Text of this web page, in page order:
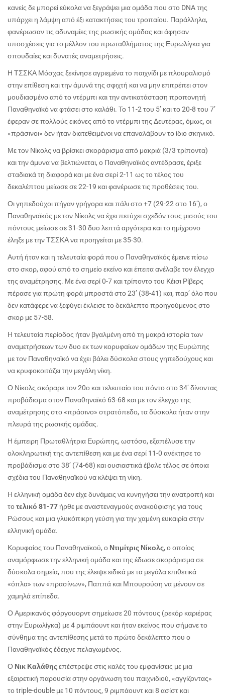
κανείς δε μπορεί εύκολα να ξεγράψει μια ομάδα που στο DNAτης
υπάρχει η λάμψη από έξι κατακτήσεις του τροπαίου. Παράλληλα,
φανέρωσαν τις αδυναμίες της ρωσικής ομάδας και άφησαν
υποσχέσεις για το μέλλον του πρωταθλήματος της Ευρωλίγκα για
σπουδαίες και δυνατές αναμετρήσεις.
Η ΤΣΣΚΑ Μόσχας ξεκίνησε αγριεμένα το παιχνίδι με πλουραλισμό
στην επίθεση και την άμυνά της σφιχτή και να μην επιτρέπει στον
μουδιασμένο από το ντέρμπι και την αντικατάσταση προπονητή
Παναθηναϊκό να φτάσει στο καλάθι. Το 11-2 του 5’ και το 20-8 του 7’
έφεραν σε πολλούς εικόνες από το ντέρμπι της Δευτέρας, όμως, οι
«πράσινοι» δεν ήταν διατεθειμένοι να επαναλάβουν το ίδιο σκηνικό.
Με τον Νίκολς να βρίσκει σκοράρισμα από μακριά (3/3 τρίποντα)
και την άμυνα να βελτιώνεται, ο Παναθηναϊκός αντέδρασε, έριξε
σταδιακά τη διαφορά και με ένα σερί 2-11 ως το τέλος του
δεκαλέπτου μείωσε σε 22-19 και φανέρωσε τις προθέσεις του.
Οι γηπεδούχοι πήγαν γρήγορα και πάλι στο +7 (29-22 στο 16’), ο
Παναθηναϊκός με τον Νίκολς να έχει πετύχει σχεδόν τους μισούς του
πόντους μείωσε σε 31-30 δυο λεπτά αργότερα και το ημίχρονο
έληξε με την ΤΣΣΚΑ να προηγείται με 35-30.
Αυτή ήταν και η τελευταία φορά που ο Παναθηναϊκός έμεινε πίσω
στο σκορ, αφού από το σημείο εκείνο και έπειτα ανέλαβε τον έλεγχο
της αναμέτρησης. Με ένα σερί 0-7 και τρίποντο του Κέισι Ρίβερς
πέρασε για πρώτη φορά μπροστά στο 23’ (38-41) και, παρ’ όλο που
δεν κατάφερε να ξεφύγει έκλεισε το δεκάλεπτο προηγούμενος στο
σκορ με 57-58.
Η τελευταία περίοδος ήταν βγαλμένη από τη μακρά ιστορία των
αναμετρήσεων των δυο εκ των κορυφαίων ομάδων της Ευρώπης
με τον Παναθηναϊκό να έχει βάλει δύσκολα στους γηπεδούχους και
να κρυφοκοιτάζει την μεγάλη νίκη.
Ο Νίκολς σκόραρε τον 20ο και τελευταίο του πόντο στο 34’ δίνοντας
προβάδισμα στον Παναθηναϊκό 63-68 και με τον έλεγχο της
αναμέτρησης στο «πράσινο» στρατόπεδο, τα δύσκολα ήταν στην
πλευρά της ρωσικής ομάδας.
Η έμπειρη Πρωταθλήτρια Ευρώπης, ωστόσο, εξαπέλυσε την
ολοκληρωτική της αντεπίθεση και με ένα σερί 11-0 ανέκτησε το
προβάδισμα στο 38’ (74-68) και ουσιαστικά έβαλε τέλος σε όποια
σχέδια του Παναθηναϊκού να κλέψει τη νίκη.
Η ελληνική ομάδα δεν είχε δυνάμεις να κυνηγήσει την ανατροπή και
τοτελικό 81-77ήρθε με αναστεναγμούς ανακούφισης για τους
Ρώσους και μια γλυκόπικρη γεύση για την χαμένη ευκαιρία στην
ελληνική ομάδα.
Κορυφαίος του Παναθηναϊκού, ο Ντιμίτρις Νίκολς, ο οποίος
αναμόρφωσε την ελληνική ομάδα και της έδωσε σκοράρισμα σε
δύσκολα σημεία, που της έλειψε ειδικά με τα μεγάλα επιθετικά
«όπλα» των «πρασίνων», Παππά και Μπουρούση να μένουν σε
χαμηλά επίπεδα.
Ο Αμερικανός φόργουορντ σημείωσε 20 πόντους (ρεκόρ καριέρας
στην Ευρωλίγκα) με 4 ριμπάουντ και ήταν εκείνος που σήμανε το
σύνθημα της αντεπίθεσης μετά το πρώτο δεκάλεπτο που ο
Παναθηναϊκός έδειχνε πελαγωμένος.
Ο Νικ Καλάθηςεπέστρεψε στις καλές του εμφανίσεις με μια
εξαιρετική παρουσία στην οργάνωση του παιχνιδιού, «αγγίζοντας»
τοtriple-double με 10 πόντους, 9 ριμπάουντ και 8 ασίστ και